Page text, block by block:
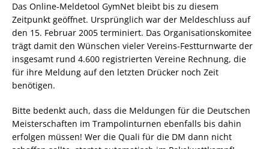
Das Online-Meldetool GymNet bleibt bis zu diesem
Zeitpunkt geöffnet. Ursprünglich war der Meldeschluss auf
den 15. Februar 2005 terminiert. Das Organisationskomitee
trägt damit den Wünschen vieler Vereins-Festturnwarte der
insgesamt rund 4.600 registrierten Vereine Rechnung, die
für ihre Meldung auf den letzten Drücker noch Zeit
benötigen.
Bitte bedenkt auch, dass die Meldungen für die Deutschen
Meisterschaften im Trampolinturnen ebenfalls bis dahin
erfolgen müssen! Wer die Quali für die DM dann nicht